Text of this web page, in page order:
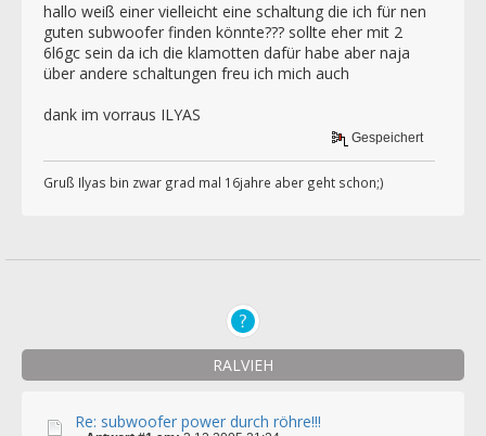
hallo weiß einer vielleicht eine schaltung die ich für nen
guten subwoofer finden könnte??? sollte eher mit 2
6l6gc sein da ich die klamotten dafür habe aber naja
über andere schaltungen freu ich mich auch
dank im vorraus ILYAS
Gespeichert
Gruß Ilyas bin zwar grad mal 16jahre aber geht schon;)
RALVIEH
Re: subwoofer power durch röhre!!!